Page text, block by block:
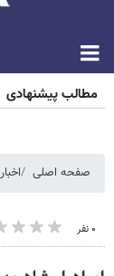
مطالب پیشنهادی
صفحه اصلی
۰ نفر